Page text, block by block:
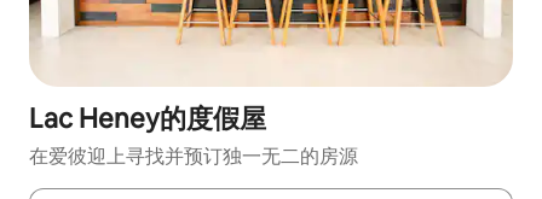
Lac Heney的度假屋
在爱彼迎上寻找并预订独一无二的房源